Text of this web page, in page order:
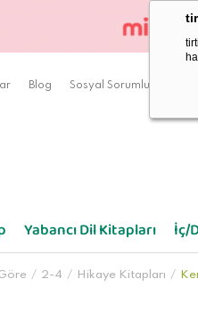
Blog Sosyal Sorumluluk
Yabancı Dil Kitapları İç/
2-4 Hikaye Kitapları